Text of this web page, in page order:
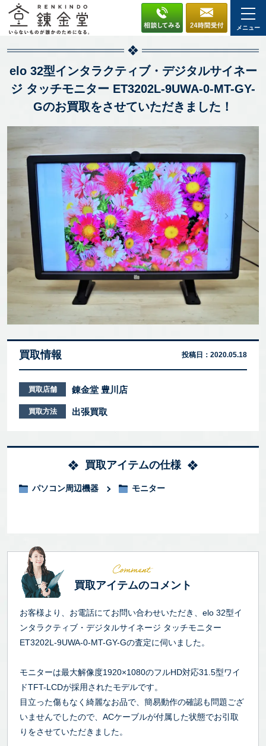
メニュー
elo 32型インタラクティブ・デジタルサイネー
ジ タッチモニター ET3202L-9UWA-0-MT-GY-
Gのお買取をさせていただきました！
買取情報 投稿日： 2020.05.18
買取店舗 錬金堂 豊川店
買取方法 出張買取
買取アイテムの仕様
パソコン周辺機器 モニター
買取アイテムのコメント
お客様より、お電話にてお問い合わせいただき、elo 32型イ
ンタラクティブ・デジタルサイネージ タッチモニター
ET3202L-9UWA-0-MT-GY-Gの査定に伺いました。
モニターは最大解像度1920×1080のフルHD対応31.5型ワイ
ドTFT-LCDが採用されたモデルです。
目立った傷もなく綺麗なお品で、簡易動作の確認も問題ござ
いませんでしたので、ACケーブルが付属した状態でお引取
りをさせていただきました。